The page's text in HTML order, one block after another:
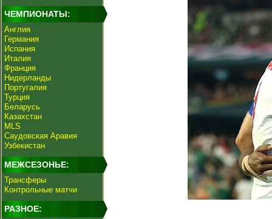
ЧЕМПИОНАТЫ:
Англия
Германия
Испания
Италия
Франция
Нидерланды
Португалия
Турция
Беларусь
Казахстан
MLS
Саудовская Аравия
Узбекистан
МЕЖСЕЗОНЬЕ:
Трансферы
Контрольные матчи
РАЗНОЕ: